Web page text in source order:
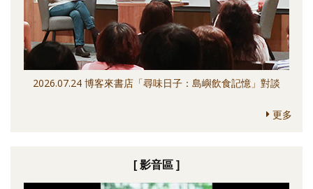
2026.07.24 博客來書店「尋味日子：島嶼飲食記憶」對談
更多
[ 影音區 ]